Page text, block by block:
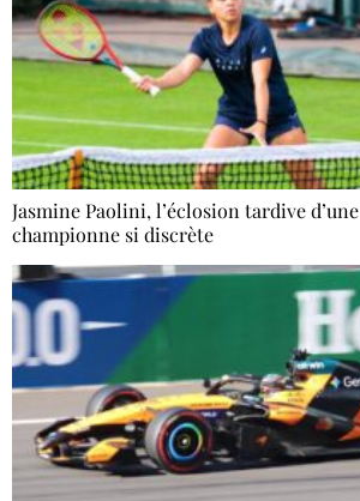
Jasmine Paolini, l’éclosion tardive d’une
championne si discrète